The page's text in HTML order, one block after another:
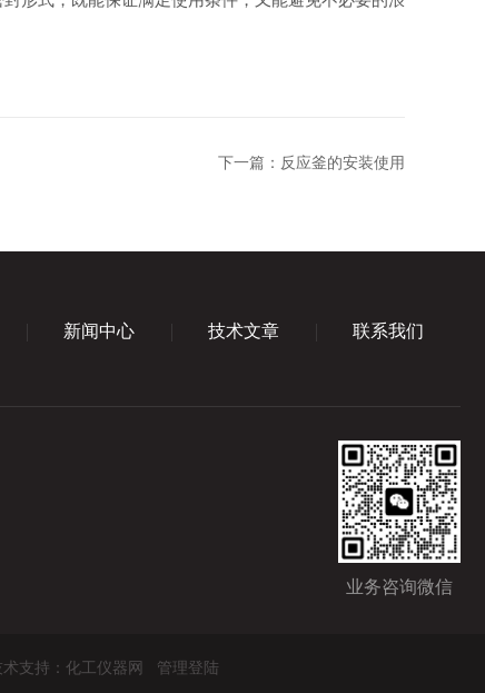
下一篇： 反应釜的安装使用
新闻中心 技术文章 联系我们
业务咨询微信
支持： 化工仪器网 管理登陆